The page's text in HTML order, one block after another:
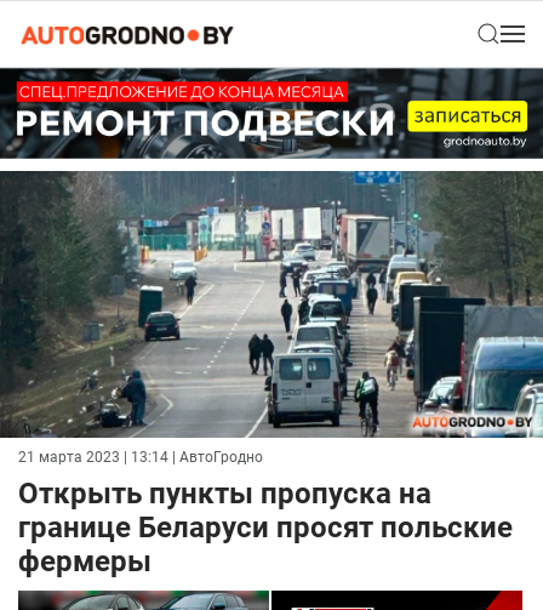
21 марта 2023 | 13:14 | АвтоГродно
Открыть пункты пропуска на
границе Беларуси просят польские
фермеры